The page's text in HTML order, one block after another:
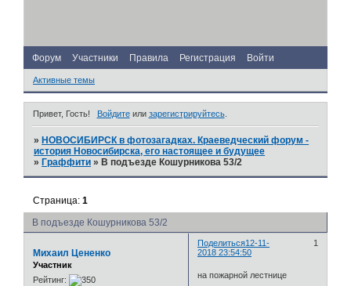
Форум Участники Правила Регистрация Войти
Активные темы
Привет, Гость! Войдитеили зарегистрируйтесь.
» НОВОСИБИРСК в фотозагадках. Краеведческий форум -
история Новосибирска, его настоящее и будущее
» Граффити » В подъезде Кошурникова 53/2
В подъезде Кошурникова 53/2
Страница:1
Поделиться 1
12-11-
2018 23:54:50
Михаил Цененко
Участник
Рейтинг:
на пожарной лестнице